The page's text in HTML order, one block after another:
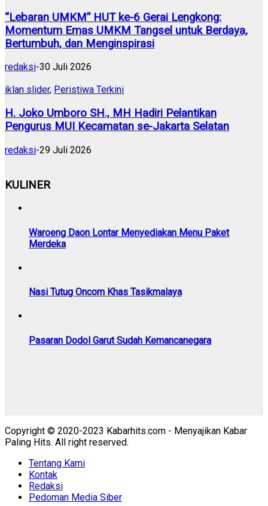
“Lebaran UMKM” HUT ke-6 Gerai Lengkong:
Momentum Emas UMKM Tangsel untuk Berdaya,
Bertumbuh, dan Menginspirasi
redaksi-30 Juli 2026
iklan slider, Peristiwa Terkini
H. Joko Umboro SH., MH Hadiri Pelantikan
Pengurus MUI Kecamatan se-Jakarta Selatan
redaksi-29 Juli 2026
KULINER
Waroeng Daon Lontar Menyediakan Menu Paket
Merdeka
Nasi Tutug Oncom Khas Tasikmalaya
Pasaran Dodol Garut Sudah Kemancanegara
Copyright © 2020-2023 Kabarhits.com - Menyajikan Kabar
Paling Hits. All right reserved.
Tentang Kami
Kontak
Redaksi
Pedoman Media Siber